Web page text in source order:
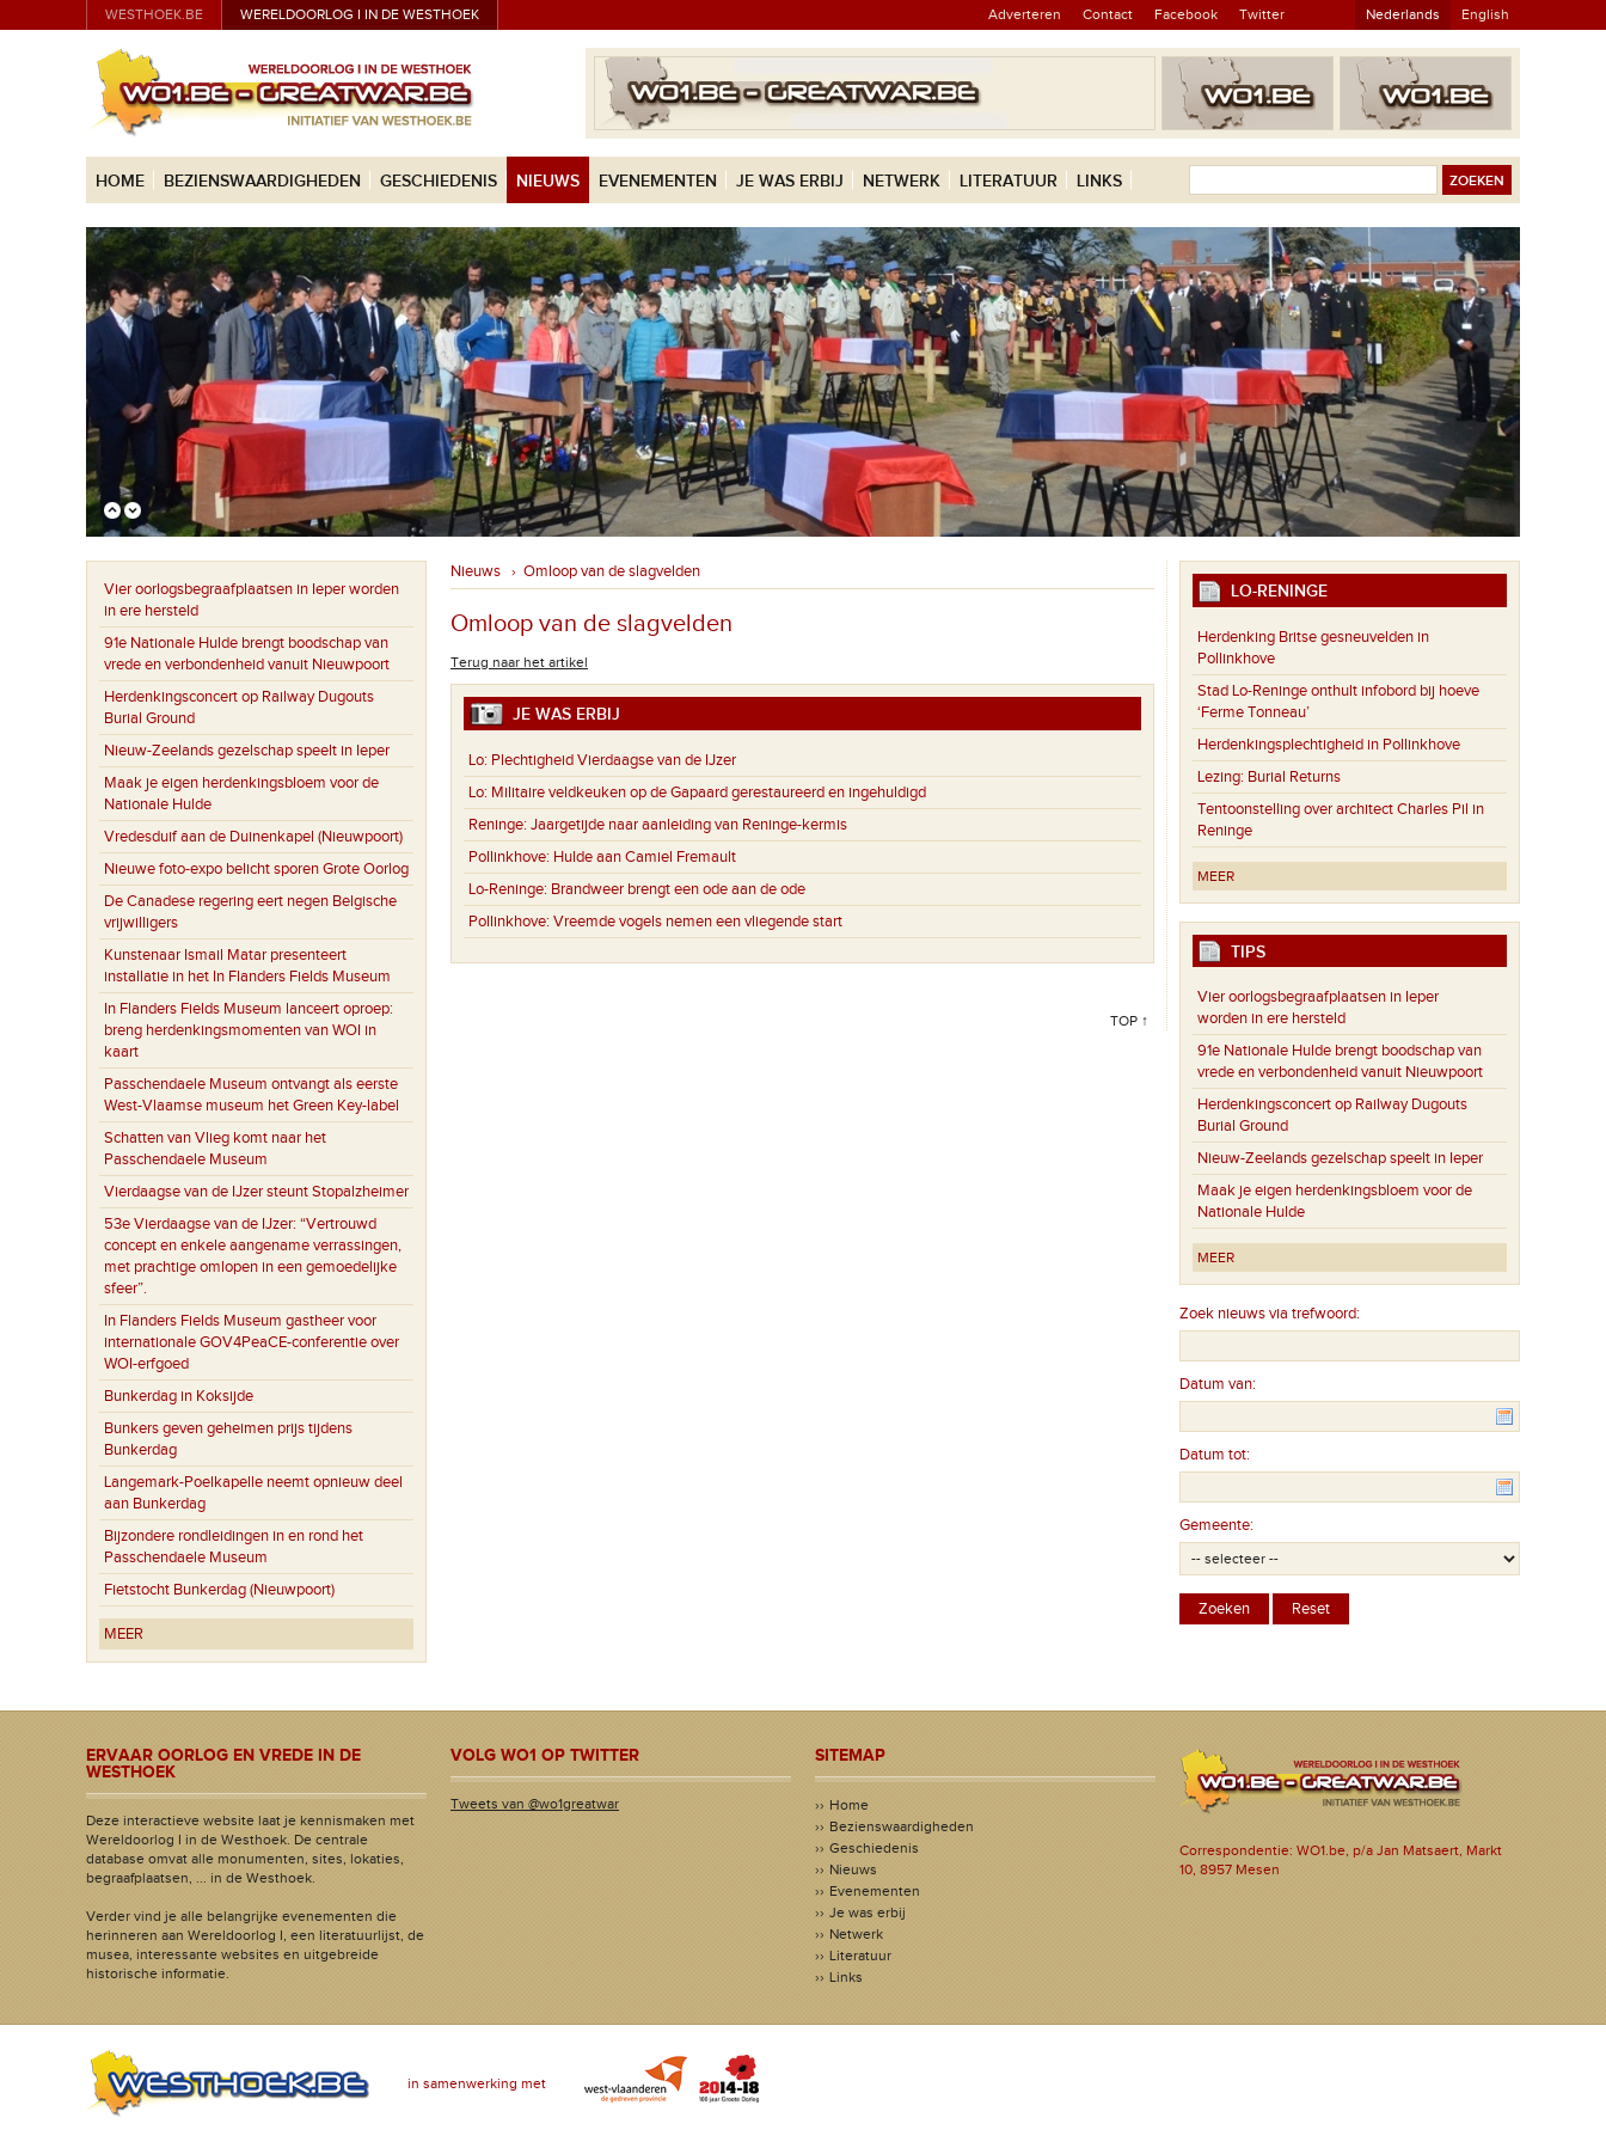
WESTHOEK.BE WERELDOORLOG I IN DE WESTHOEK Adverteren Contact Facebook Twitter Nederlands English
HOME BEZIENSWAARDIGHEDEN GESCHIEDENIS NIEUWS EVENEMENTEN JE WAS ERBIJ NETWERK LITERATUUR LINKS
Vier oorlogsbegraafplaatsen in Ieper worden
in ere hersteld
91e Nationale Hulde brengt boodschap van
vrede en verbondenheid vanuit Nieuwpoort
Herdenkingsconcert op Railway Dugouts
Burial Ground
Nieuw-Zeelands gezelschap speelt in Ieper
Maak je eigen herdenkingsbloem voor de
Nationale Hulde
Vredesduif aan de Duinenkapel (Nieuwpoort)
Nieuwe foto-expo belicht sporen Grote Oorlog
De Canadese regering eert negen Belgische
vrijwilligers
Kunstenaar Ismail Matar presenteert
installatie in het In Flanders Fields Museum
In Flanders Fields Museum lanceert oproep:
breng herdenkingsmomenten van WOI in
kaart
Passchendaele Museum ontvangt als eerste
West-Vlaamse museum het Green Key-label
Schatten van Vlieg komt naar het
Passchendaele Museum
Vierdaagse van de IJzer steunt Stopalzheimer
53e Vierdaagse van de IJzer: “Vertrouwd
concept en enkele aangename verrassingen,
met prachtige omlopen in een gemoedelijke
sfeer”.
In Flanders Fields Museum gastheer voor
internationale GOV4PeaCE-conferentie over
WOI-erfgoed
Bunkerdag in Koksijde
Bunkers geven geheimen prijs tijdens
Bunkerdag
Langemark-Poelkapelle neemt opnieuw deel
aan Bunkerdag
Bijzondere rondleidingen in en rond het
Passchendaele Museum
Fietstocht Bunkerdag (Nieuwpoort)
MEER
Nieuws › Omloop van de slagvelden
Omloop van de slagvelden
Terug naar het artikel
JE WAS ERBIJ
Lo: Plechtigheid Vierdaagse van de IJzer
Lo: Militaire veldkeuken op de Gapaard gerestaureerd en ingehuldigd
Reninge: Jaargetijde naar aanleiding van Reninge-kermis
Pollinkhove: Hulde aan Camiel Fremault
Lo-Reninge: Brandweer brengt een ode aan de ode
Pollinkhove: Vreemde vogels nemen een vliegende start
TOP ↑
LO-RENINGE
Herdenking Britse gesneuvelden in
Pollinkhove
Stad Lo-Reninge onthult infobord bij hoeve
‘Ferme Tonneau’
Herdenkingsplechtigheid in Pollinkhove
Lezing: Burial Returns
Tentoonstelling over architect Charles Pil in
Reninge
MEER
TIPS
Vier oorlogsbegraafplaatsen in Ieper
worden in ere hersteld
91e Nationale Hulde brengt boodschap van
vrede en verbondenheid vanuit Nieuwpoort
Herdenkingsconcert op Railway Dugouts
Burial Ground
Nieuw-Zeelands gezelschap speelt in Ieper
Maak je eigen herdenkingsbloem voor de
Nationale Hulde
MEER
Zoek nieuws via trefwoord:
Datum van:
Datum tot:
Gemeente:
ERVAAR OORLOG EN VREDE IN DE
WESTHOEK
Deze interactieve website laat je kennismaken met
Wereldoorlog I in de Westhoek. De centrale
database omvat alle monumenten, sites, lokaties,
begraafplaatsen, ... in de Westhoek.
Verder vind je alle belangrijke evenementen die
herinneren aan Wereldoorlog I, een literatuurlijst, de
musea, interessante websites en uitgebreide
historische informatie.
VOLG WO1 OP TWITTER
Tweets van @wo1greatwar
SITEMAP
Home
Bezienswaardigheden
Geschiedenis
Nieuws
Evenementen
Je was erbij
Netwerk
Literatuur
Links
Correspondentie: WO1.be, p/a Jan Matsaert, Markt
10, 8957 Mesen
in samenwerking met